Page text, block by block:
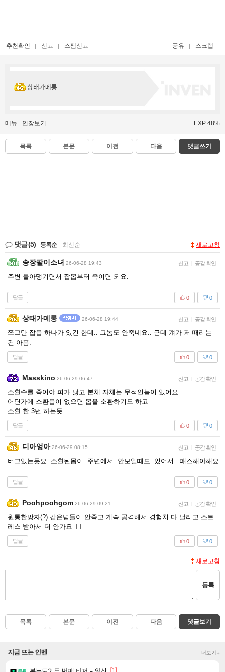
추천확인 신고 스팸신고 공유 스크랩
상태가메롱
메뉴 인장보기 EXP 48%
목록 본문 이전 다음 댓글쓰기
댓글(5) 등록순 최신순 새로고침
송장팔이소녀 26-06-28 19:43 신고 | 공감 확인
주변 돌아댕기면서 잡몹부터 죽이면 되요.
답글 0
0
상태가메롱 26-06-28 19:44 신고 | 공감 확인
쪼그만 잡몹 하나가 있긴 한데.. 그놈도 안죽네요.. 근데 걔가 저 때리는
건 아픔.
답글 0
0
Masskino 26-06-29 06:47 신고 | 공감 확인
소환수를 죽여야 피가 닳고 본체 자체는 무적인놈이 있어요
어딘가에 소환몹이 없으면 몹을 소환하기도 하고
소환 한 3번 하는듯
답글 0
0
디아엉아 26-06-29 08:15 신고 | 공감 확인
버그있는듯요 소환된몹이 주변에서 안보일때도 있어서 패스해야해요
답글 0
0
Poohpoohgom 26-06-29 09:21 신고 | 공감 확인
원통한망자(?) 같은넘들이 안죽고 계속 공격해서 경험치 다 날리고 스트
레스 받아서 더 안가요 TT
답글 0
0
새로고침
등록
목록 본문 이전 다음 댓글보기
지금 뜨는 인벤 더보기+
[1]